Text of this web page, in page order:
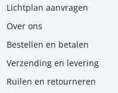
Lichtplan aanvragen
Over ons
Bestellen en betalen
Verzending en levering
Ruilen en retourneren